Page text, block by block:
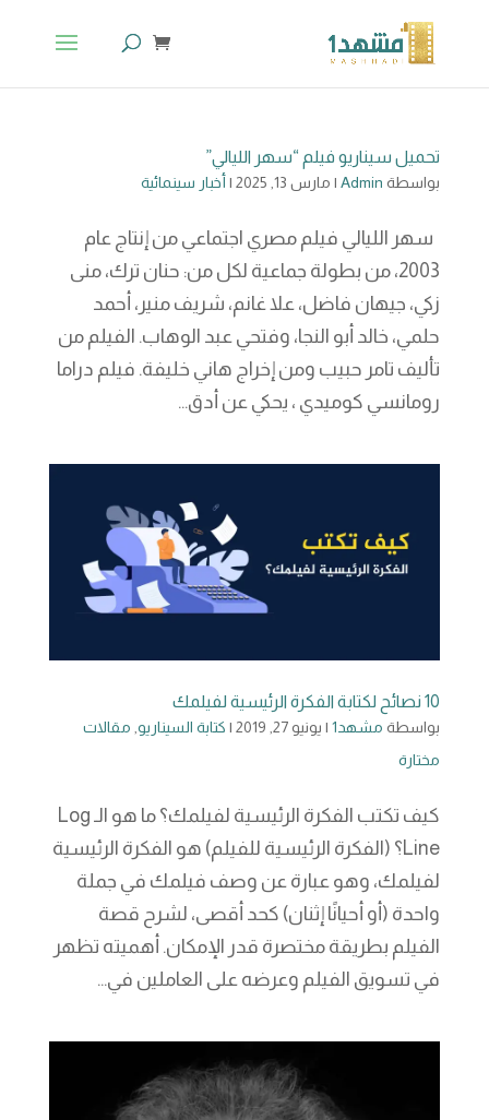
تحميل سيناريو فيلم “سهر الليالي”
بواسطة Admin
| مارس 13, 2025 | أخبار سينمائية
سهر الليالي فيلم مصري اجتماعي من إنتاج عام
2003، من بطولة جماعية لكل من: حنان ترك، منى
زكي، جيهان فاضل، علا غانم، شريف منير، أحمد
حلمي، خالد أبو النجا، وفتحي عبد الوهاب. الفيلم من
تأليف تامر حبيب ومن إخراج هاني خليفة. فيلم دراما
رومانسي كوميدي ، يحكي عن أدق...
10 نصائح لكتابة الفكرة الرئيسية لفيلمك
بواسطة مشهد1 | يونيو 27, 2019 | كتابة السيناريو, مقالات
مختارة
كيف تكتب الفكرة الرئيسية لفيلمك؟ ما هو الـ Log
Line؟ (الفكرة الرئيسية للفيلم) هو الفكرة الرئيسية
لفيلمك، وهو عبارة عن وصف فيلمك في جملة
واحدة (أو أحيانًا إثنان) كحد أقصى، لشرح قصة
الفيلم بطريقة مختصرة قدر الإمكان. أهميته تظهر
في تسويق الفيلم وعرضه على العاملين في...